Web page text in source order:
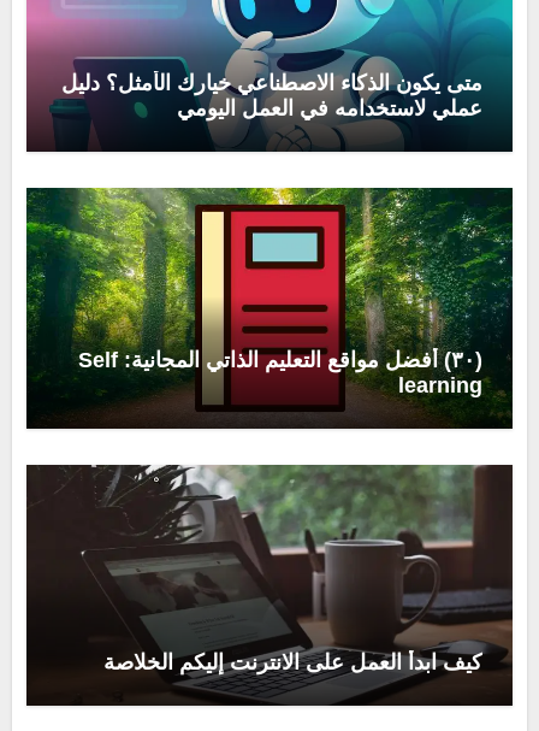
متى يكون الذكاء الاصطناعي خيارك الأمثل؟ دليل
عملي لاستخدامه في العمل اليومي
(٣٠) أفضل مواقع التعليم الذاتي المجانية: Self
learning
كيف ابدأ العمل على الانترنت إليكم الخلاصة